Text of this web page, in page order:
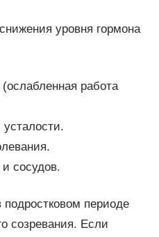
уровня гормона
работа
сосудов.
подростковом периоде
созревания. Если